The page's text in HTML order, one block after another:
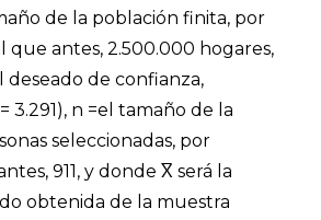
de la población finita, por
que antes, 2.500.000 hogares,
deseado de confianza,
3.291), n =el tamaño de la
seleccionadas, por
911, y donde X̅ será la
obtenida de la muestra